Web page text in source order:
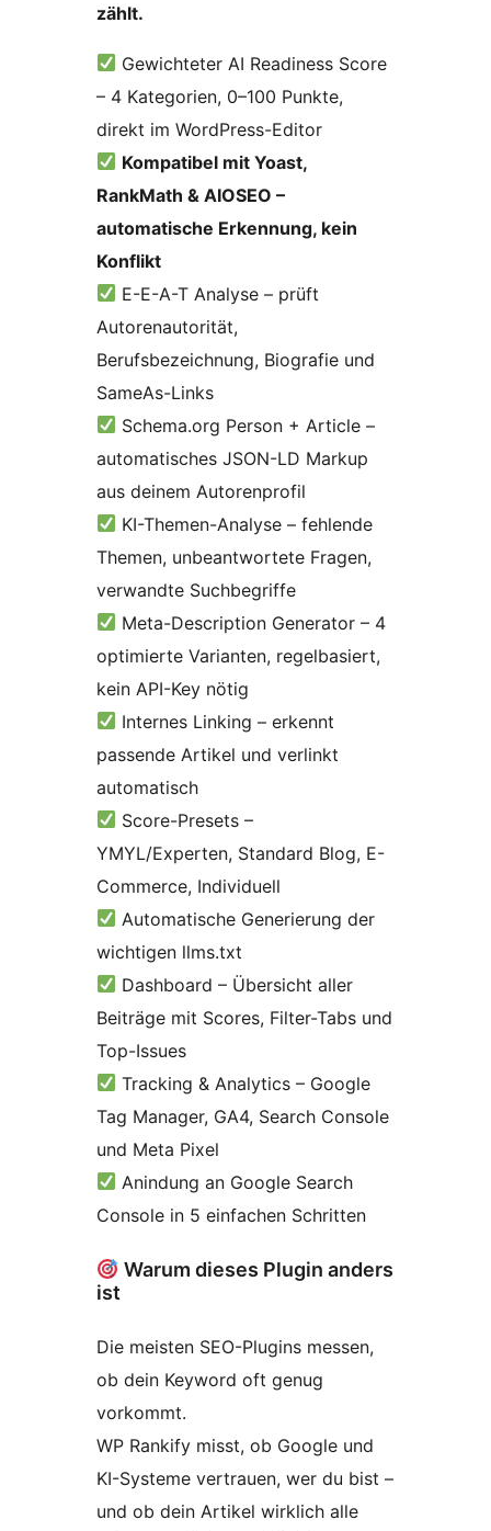
zählt.
Gewichteter AI Readiness Score
– 4 Kategorien, 0–100 Punkte,
direkt im WordPress-Editor
Kompatibel mit Yoast,
RankMath & AIOSEO –
automatische Erkennung, kein
Konflikt
E-E-A-T Analyse – prüft
Autorenautorität,
Berufsbezeichnung, Biografie und
SameAs-Links
Schema.org Person + Article –
automatisches JSON-LD Markup
aus deinem Autorenprofil
KI-Themen-Analyse – fehlende
Themen, unbeantwortete Fragen,
verwandte Suchbegriffe
Meta-Description Generator – 4
optimierte Varianten, regelbasiert,
kein API-Key nötig
Internes Linking – erkennt
passende Artikel und verlinkt
automatisch
Score-Presets –
YMYL/Experten, Standard Blog, E-
Commerce, Individuell
Automatische Generierung der
wichtigen llms.txt
Dashboard – Übersicht aller
Beiträge mit Scores, Filter-Tabs und
Top-Issues
Tracking & Analytics – Google
Tag Manager, GA4, Search Console
und Meta Pixel
Anindung an Google Search
Console in 5 einfachen Schritten
Warum dieses Plugin anders
ist
Die meisten SEO-Plugins messen,
ob dein Keyword oft genug
vorkommt.
WP Rankify misst, ob Google und
KI-Systeme vertrauen, wer du bist –
und ob dein Artikel wirklich alle